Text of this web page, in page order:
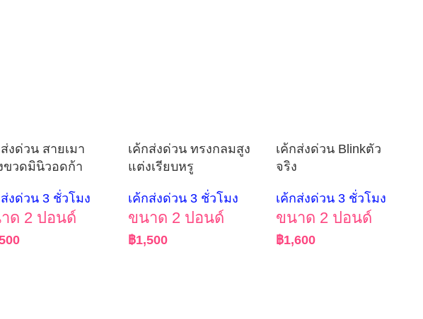
งด่วน สายเมา
ขวดมินิวอดก้า
ส่งด่วน 3 ชั่วโมง
ด 2 ปอนด์
เค้กส่งด่วน ทรงกลมสูง
แต่งเรียบหรู
เค้กส่งด่วน 3 ชั่วโมง
ขนาด 2 ปอนด์
฿1,500
เค้กส่งด่วน Blinkตัว
จริง
เค้กส่งด่วน 3 ชั่วโมง
ขนาด 2 ปอนด์
฿1,600